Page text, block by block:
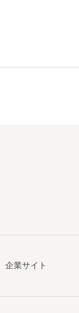
企業サイト